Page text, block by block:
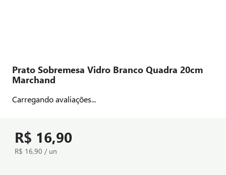
Prato Sobremesa Vidro Branco Quadra 20cm
Marchand
Carregando avaliações...
R$ 16,90
R$ 16,90 / un